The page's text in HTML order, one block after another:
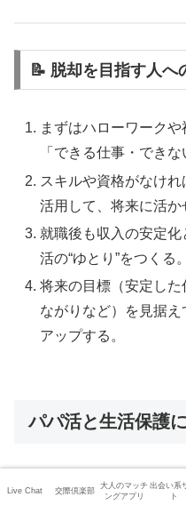
📝 脱却を目指す人へ
まずはハローワークや
「できる仕事・でき
スキルや資格がなけ
活用して、将来に活か
就職後も収入の安定
活の“ゆとり”をつくる。
将来の目標（安定し
ながりなど）を見据
アップする。
パパ活と生活保護
パパ活と生活保護に関し
Live Chat 交際倶楽部
大人のマッチ
ングアプリ
出会い系
ト